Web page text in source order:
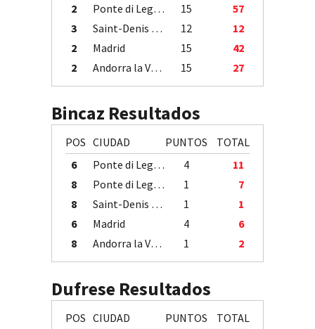
2
Ponte di Legno 15
57
3
Saint-Denis / Île de la Réunion 12
12
2
Madrid 15
42
2
Andorra la Vella 15 27
Bincaz Resultados
POS CIUDAD PUNTOS
TOTAL
6
Ponte di Legno 4
11
8
Ponte di Legno 1
7
8
Saint-Denis / Île de la Réunion 1
1
6
Madrid 4
6
8
Andorra la Vella 1 2
Dufrese Resultados
POS CIUDAD PUNTOS
TOTAL